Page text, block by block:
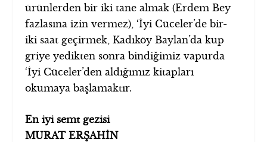
ürünlerden bir iki tane almak (Erdem Bey
fazlasına izin vermez), ‘İyi Cüceler’de bir-
iki saat geçirmek, Kadıköy Baylan’da kup
griye yedikten sonra bindiğimiz vapurda
‘İyi Cüceler’den aldığımız kitapları
okumaya başlamaktır.
En iyi semt gezisi
MURAT ERŞAHİN